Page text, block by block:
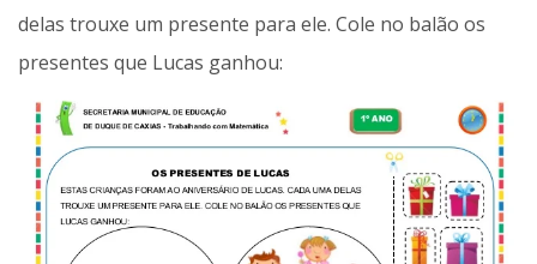
delas trouxe um presente para ele. Cole no balão os
presentes que Lucas ganhou: